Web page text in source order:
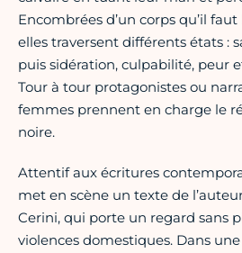
Encombrées d’un corps qu’il
elles traversent différents états :
puis sidération, culpabilité, peur
Tour à tour protagonistes ou
femmes prennent en charge le
noire.
Attentif aux écritures
met en scène un texte de
Cerini, qui porte un regard sans
violences domestiques. Dans